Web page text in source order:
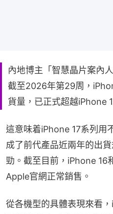
內地博主「智慧晶片案內
截至2026年第29周，
貨量，已正式超越iPhone
這意味着iPhone 17系列用
成了前代產品近兩年的出
勁。截至目前，iPhone 16
Apple官網正常銷售。
從各機型的具體表現來看